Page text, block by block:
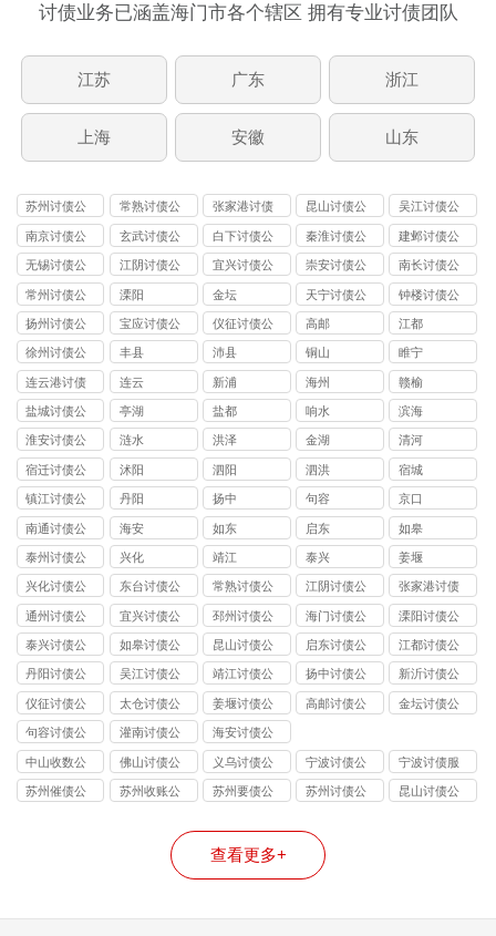
讨债业务已涵盖海门市各个辖区 拥有专业讨债团队
江苏 广东 浙江
上海 安徽 山东
苏州讨债公
司
常熟讨债公
司
张家港讨债
公司
昆山讨债公
司
吴江讨债公
司
南京讨债公
司
玄武讨债公
司
白下讨债公
司
秦淮讨债公
司
建邺讨债公
司
无锡讨债公
司
江阴讨债公
司
宜兴讨债公
司
崇安讨债公
司
南长讨债公
司
常州讨债公
司
溧阳 金坛
天宁讨债公
司
钟楼讨债公
司
扬州讨债公
司
宝应讨债公
司
仪征讨债公
司
高邮 江都
徐州讨债公
司
丰县 沛县 铜山 睢宁
连云港讨债
公司
连云 新浦 海州 赣榆
盐城讨债公
司
亭湖 盐都 响水 滨海
淮安讨债公
司
涟水 洪泽 金湖 清河
宿迁讨债公
司
沭阳 泗阳 泗洪 宿城
镇江讨债公
司
丹阳 扬中 句容 京口
南通讨债公
司
海安 如东 启东 如皋
泰州讨债公
司
兴化 靖江 泰兴 姜堰
兴化讨债公
司
东台讨债公
司
常熟讨债公
司
江阴讨债公
司
张家港讨债
公司
通州讨债公
司
宜兴讨债公
司
邳州讨债公
司
海门讨债公
司
溧阳讨债公
司
泰兴讨债公
司
如皋讨债公
司
昆山讨债公
司
启东讨债公
司
江都讨债公
司
丹阳讨债公
司
吴江讨债公
司
靖江讨债公
司
扬中讨债公
司
新沂讨债公
司
仪征讨债公
司
太仓讨债公
司
姜堰讨债公
司
高邮讨债公
金坛讨债公
句容讨债公
司
灌南讨债公
司
海安讨债公
司
中山收数公
司
佛山讨债公
司
义乌讨债公
司
宁波讨债公
司
宁波讨债服
务
苏州催债公
苏州收账公
苏州要债公
苏州讨债公
昆山讨债公
查看更多+